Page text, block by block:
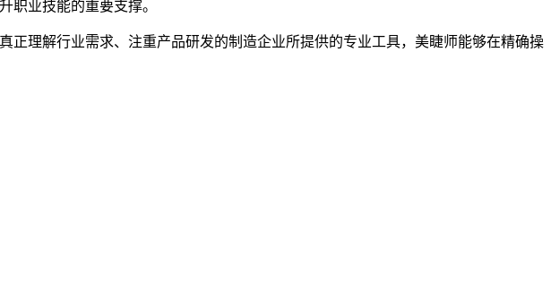
职业技能的重要支撑。
理解行业需求、注重产品研发的制造企业所提供的专业工具，美睫师能够在精确操